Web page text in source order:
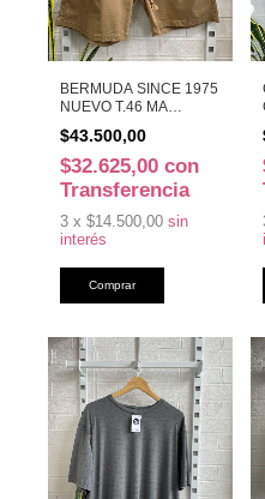
BERMUDA SINCE 1975
NUEVO T.46 MA
(50322)
$43.500,00
$32.625,00 con
Transferencia
3 x $14.500,00 sin
interés